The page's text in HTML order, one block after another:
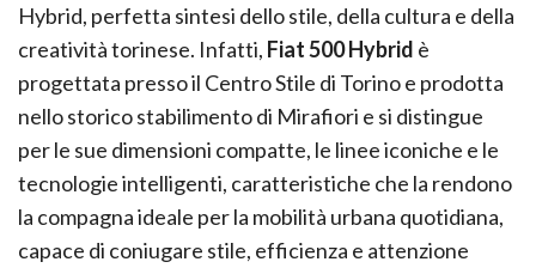
Hybrid, perfetta sintesi dello stile, della cultura e della
creatività torinese. Infatti, Fiat 500 Hybrid è
progettata presso il Centro Stile di Torino e prodotta
nello storico stabilimento di Mirafiori e si distingue
per le sue dimensioni compatte, le linee iconiche e le
tecnologie intelligenti, caratteristiche che la rendono
la compagna ideale per la mobilità urbana quotidiana,
capace di coniugare stile, efficienza e attenzione